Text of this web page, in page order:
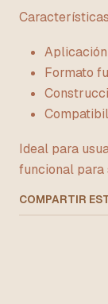
Formato
Ideal para
funcional para
COMPARTIR